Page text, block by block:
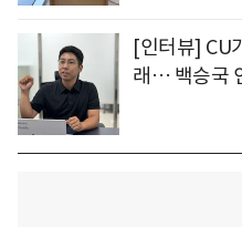
[인터뷰] CU
래… 백승국